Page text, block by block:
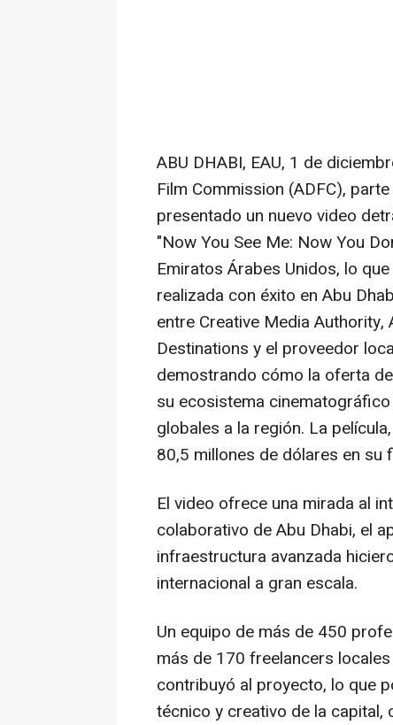
ABU DHABI, EAU, 1 de
Film Commission (ADFC),
presentado un nuevo video
"Now You See Me: Now You
Emiratos Árabes Unidos, lo
realizada con éxito en Abu
entre Creative Media
Destinations y el proveedor
demostrando cómo la oferta
su ecosistema
globales a la región. La
80,5 millones de dólares en su
El video ofrece una mirada al
colaborativo deAbu Dhabi, el
infraestructura avanzada
internacional a gran escala.
Un equipo de más de 450
más de 170 freelancers
contribuyó al proyecto, lo que
técnico y creativo de la